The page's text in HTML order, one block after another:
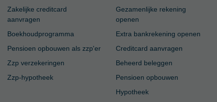
Zakelijke creditcard
aanvragen
Boekhoudprogramma
Pensioen opbouwen als zzp'er
Zzp verzekeringen
Zzp-hypotheek
Gezamenlijke rekening
openen
Extra bankrekening openen
Creditcard aanvragen
Beheerd beleggen
Pensioen opbouwen
Hypotheek